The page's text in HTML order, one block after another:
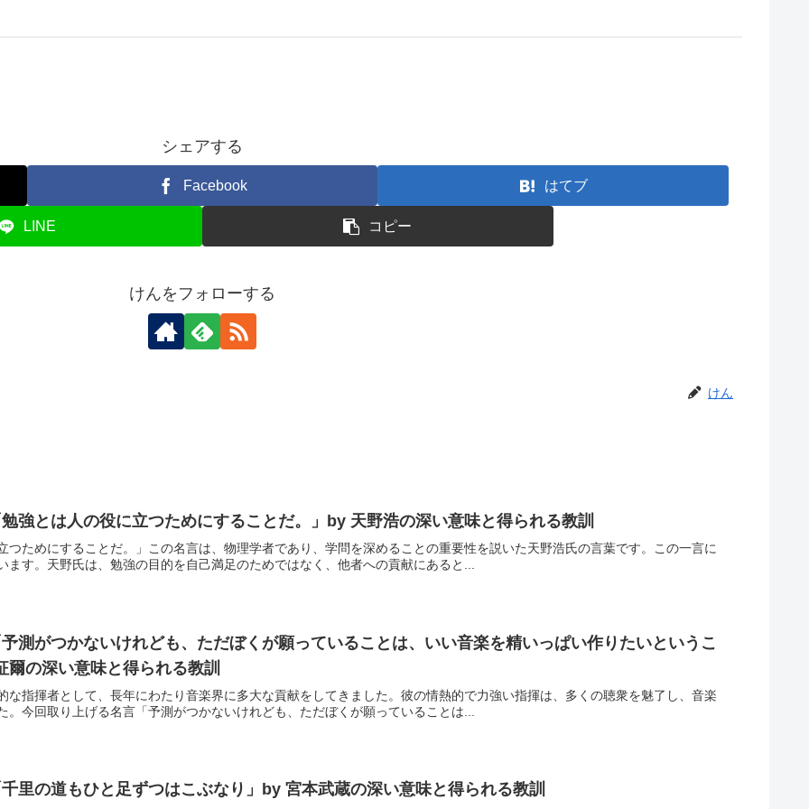
シェアする
Facebook はてブ
LINE コピー
けんをフォローする
けん
勉強とは人の役に立つためにすることだ。」by 天野浩の深い意味と得られる教訓
つためにすることだ。」この名言は、物理学者であり、学問を深めることの重要性を説いた天野浩氏の言葉です。この一言に
ます。天野氏は、勉強の目的を自己満足のためではなく、他者への貢献にあると...
予測がつかないけれども、ただぼくが願っていることは、いい音楽を精いっぱい作りたいというこ
の深い意味と得られる教訓
な指揮者として、長年にわたり音楽界に多大な貢献をしてきました。彼の情熱的で力強い指揮は、多くの聴衆を魅了し、音楽
。今回取り上げる名言「予測がつかないけれども、ただぼくが願っていることは...
千里の道もひと足ずつはこぶなり」by 宮本武蔵の深い意味と得られる教訓